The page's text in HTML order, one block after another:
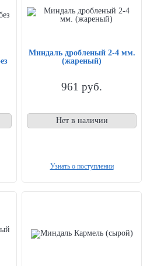
Миндаль дробленый 2-4 мм.
(жареный)
961 руб.
Нет в наличии
Узнать о поступлении